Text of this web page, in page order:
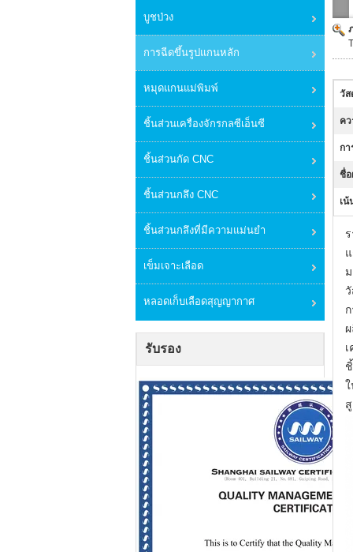
บูชป่วง
การฉีดขึ้นรูปแกนหลัก
หมุดแกนแม่พิมพ์
ชิ้นส่วนเครื่องจักรกลซีเอ็นซี
ชิ้นส่วนกัด CNC
ชิ้นส่วนกลึง CNC
ชิ้นส่วนกลึงที่มีความแม่นยำ
เข็มเจาะเลือด
หลอดเก็บเลือดสุญญากาศ
รับรอง
วัส
ค
กา
ชื่
เน้